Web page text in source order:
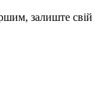
залиште свій